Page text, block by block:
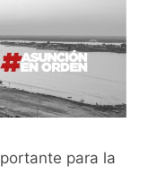
para la